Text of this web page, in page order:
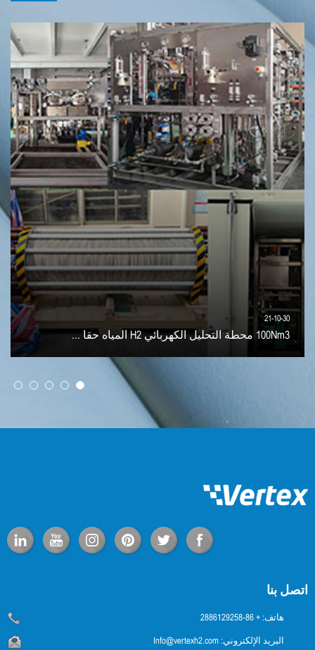
21-10-30
100Nm3 محطة التحليل الكهربائي H2 المياه حقا ...
اتصل بنا
هاتف: + 86-2886129258
البريد الإلكتروني: Info@vertexh2.com